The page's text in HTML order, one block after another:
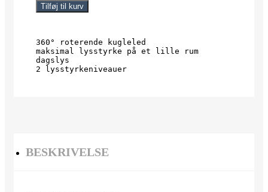
Tilføj til kurv
360° roterende kugleled
maksimal lysstyrke på et lille rum
dagslys
2 lysstyrkeniveauer
BESKRIVELSE